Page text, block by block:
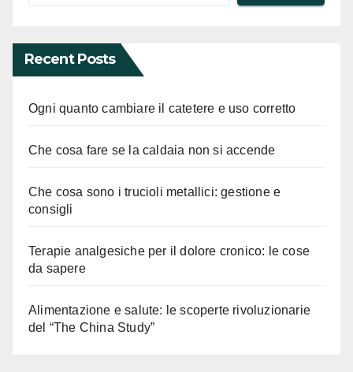
Recent Posts
Ogni quanto cambiare il catetere e uso corretto
Che cosa fare se la caldaia non si accende
Che cosa sono i trucioli metallici: gestione e
consigli
Terapie analgesiche per il dolore cronico: le cose
da sapere
Alimentazione e salute: le scoperte rivoluzionarie
del “The China Study”